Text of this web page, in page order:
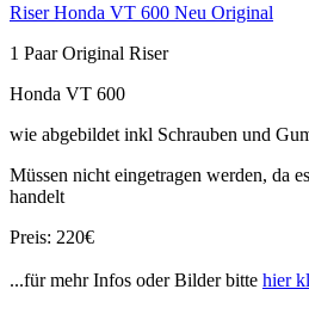
Riser Honda VT 600 Neu Original
1 Paar Original Riser
Honda VT 600
wie abgebildet inkl Schrauben und
Müssen nicht eingetragen werden, da
handelt
Preis: 220€
...für mehr Infos oder Bilder bitte hier